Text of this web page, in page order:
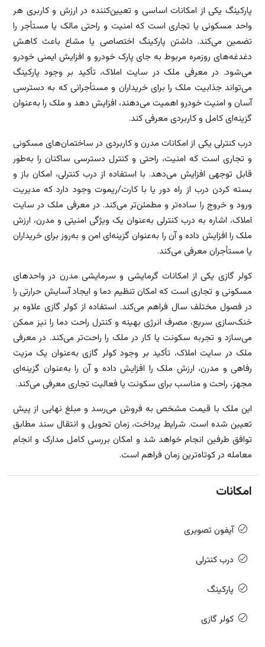
پارکینگ یکی از امکانات اساسی و تعیین‌کننده در ارزش و کاربری هر
واحد مسکونی یا تجاری است که امنیت و راحتی مالک یا مستأجر را
تضمین می‌کند. داشتن پارکینگ اختصاصی یا مشاع باعث کاهش
دغدغه‌های روزمره مربوط به جای پارک خودرو و افزایش ایمنی خودرو
می‌شود. در معرفی ملک در سایت املاک، تأکید بر وجود پارکینگ
می‌تواند جذابیت ملک را برای خریداران و مستأجرانی که به دسترسی
آسان و امنیت خودرو اهمیت می‌دهند، افزایش دهد و ملک را به‌عنوان
گزینه‌ای کامل و کاربردی معرفی کند.
درب کنترلی یکی از امکانات مدرن و کاربردی در ساختمان‌های مسکونی
و تجاری است که امنیت، راحتی و کنترل دسترسی ساکنان را به‌طور
قابل توجهی افزایش می‌دهد. با استفاده از درب کنترلی، امکان باز و
بسته کردن درب از راه دور یا با کارت/ریموت وجود دارد که مدیریت
ورود و خروج را ساده‌تر و مطمئن‌تر می‌کند. در معرفی ملک در سایت
املاک، اشاره به درب کنترلی به‌عنوان یک ویژگی امنیتی و مدرن، ارزش
ملک را افزایش داده و آن را به‌عنوان گزینه‌ای امن و به‌روز برای خریداران
یا مستأجران معرفی می‌کند.
کولر گازی یکی از امکانات گرمایشی و سرمایشی مدرن در واحدهای
مسکونی و تجاری است که امکان تنظیم دما و ایجاد آسایش حرارتی را
در فصول مختلف سال فراهم می‌کند. استفاده از کولر گازی علاوه بر
خنک‌سازی سریع، مصرف انرژی بهینه و کنترل راحت دما را نیز ممکن
می‌سازد و تجربه سکونت یا کار در ملک را راحت‌تر می‌کند. در معرفی
ملک در سایت املاک، تأکید بر وجود کولر گازی به‌عنوان یک مزیت
رفاهی و مدرن، ارزش ملک را افزایش داده و آن را به‌عنوان گزینه‌ای
مجهز، راحت و مناسب برای سکونت یا فعالیت تجاری معرفی می‌کند.
این ملک با قیمت مشخص به فروش می‌رسد و مبلغ نهایی از پیش
تعیین شده است. شرایط پرداخت، زمان تحویل و انتقال سند مطابق
توافق طرفین انجام خواهد شد و امکان بررسی کامل مدارک و انجام
معامله در کوتاه‌ترین زمان فراهم است.
امکانات
آیفون تصویری
درب کنترلی
پارکینگ
کولر گازی